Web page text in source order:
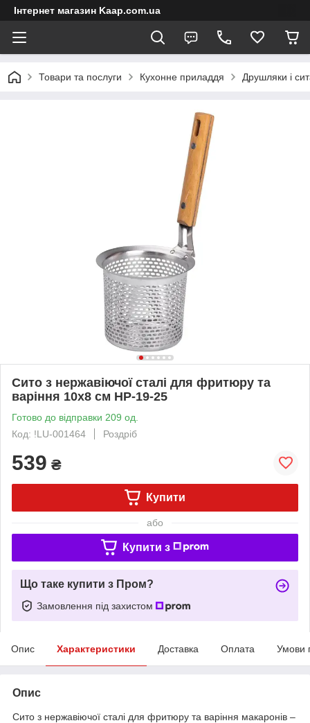
Інтернет магазин Kaap.com.ua
Товари та послуги Кухонне приладдя Друшляки і
Сито з нержавіючої сталі для фритюру та
варіння 10х8 см HP-19-25
Готово до відправки 209 од.
Код: !LU-001464
Роздріб
539 ₴
Купити
або
Купити з
Що таке купити з Пром?
Замовлення під захистом
Опис Характеристики Доставка Оплата Умови
Опис
Сито з нержавіючої сталі для фритюру та варіння макаронів –